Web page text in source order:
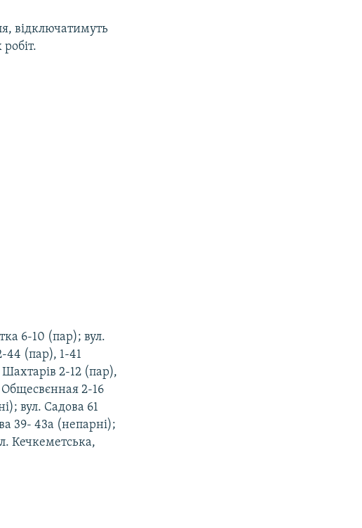
відключатимуть
6-10 (пар); вул.
44 (пар), 1-41
2-12 (пар),
Общесвєнная 2-16
вул. Садова 61
39- 43а (непарні);
Кечкеметська,